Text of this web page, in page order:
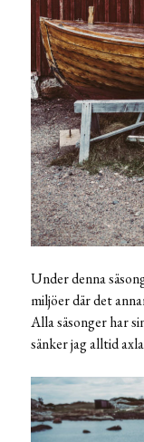
Under denna
miljöer där det
Alla säsonger har
sänker jag alltid